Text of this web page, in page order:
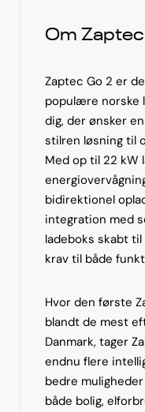
Om
Zaptec Go 2 er
populære norske
dig, der ønsker
stilren løsning til
Med op til 22
bidirektionel
integration med
ladeboks skabt
krav til både
Hvor den første
blandt de mest
Danmark, tager
endnu flere
bedre
både bolig,